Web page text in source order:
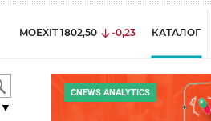
MOEXIT 1802,50 -0,23 КАТАЛОГ
CNEWS ANALYTICS